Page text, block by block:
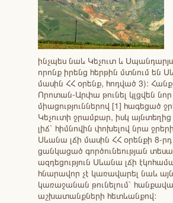
ինչպես նաև Կեչուտ և
որոնք իրենց հերթին մտնում
մասին ՀՀ օրենք, հոդված 3):
Որոտան-Արփա թունել կլցվեն
միացություններով [1] հագեցած
Կեչուտի ջրամբար, իսկ
լիճ` հիմնովին փոխելով նրա
Սևանա լճի մասին ՀՀ օրենքի 8-
ցանկացած գործունեության
ազդեցություն Սևանա լճի
հնարավոր չէ կառավարել նաև
կառաջանան թունելում`
աշխատանքների հետևանքով: